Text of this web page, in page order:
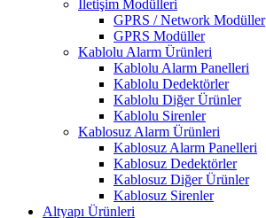
İletişim Modülleri
GPRS / Network Modüller
GPRS Modüller
Kablolu Alarm Ürünleri
Kablolu Alarm Panelleri
Kablolu Dedektörler
Kablolu Diğer Ürünler
Kablolu Sirenler
Kablosuz Alarm Ürünleri
Kablosuz Alarm Panelleri
Kablosuz Dedektörler
Kablosuz Diğer Ürünler
Kablosuz Sirenler
Altyapı Ürünleri